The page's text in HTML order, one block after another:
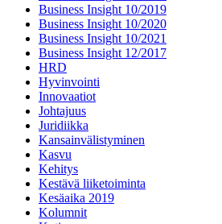
Business Insight 10/2019
Business Insight 10/2020
Business Insight 10/2021
Business Insight 12/2017
HRD
Hyvinvointi
Innovaatiot
Johtajuus
Juridiikka
Kansainvälistyminen
Kasvu
Kehitys
Kestävä liiketoiminta
Kesäaika 2019
Kolumnit